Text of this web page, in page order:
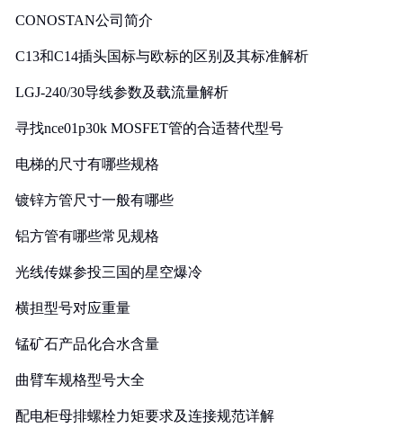
CONOSTAN公司简介
C13和C14插头国标与欧标的区别及其标准解析
LGJ-240/30导线参数及载流量解析
寻找nce01p30k MOSFET管的合适替代型号
电梯的尺寸有哪些规格
镀锌方管尺寸一般有哪些
铝方管有哪些常见规格
光线传媒参投三国的星空爆冷
横担型号对应重量
锰矿石产品化合水含量
曲臂车规格型号大全
配电柜母排螺栓力矩要求及连接规范详解